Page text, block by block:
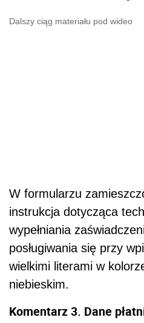
Dalszy ciąg materiału pod wideo
W formularzu
instrukcja dotycząca
wypełniania
posługiwania się przy
wielkimi literami w
niebieskim.
Komentarz 3. Dane